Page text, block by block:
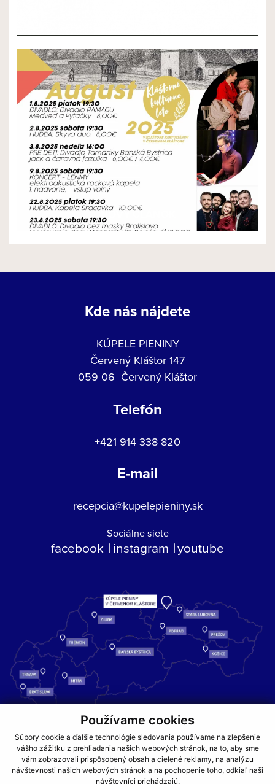
Používame cookies
Súbory cookie a ďalšie technológie sledovania používame na zlepšenie
vášho zážitku z prehliadania našich webových stránok, na to, aby sme
vám zobrazovali prispôsobený obsah a cielené reklamy, na analýzu
návštevnosti našich webových stránok a na pochopenie toho, odkiaľ naši
návštevníci prichádzajú.
NOVÝ ČLÁNOK
Kde nás nájdete
KÚPELE PIENINY
Červený Kláštor 147
059 06 Červený Kláštor
Telefón
+421 914 338 820
E-mail
recepcia@kupelepieniny.sk
Sociálne siete
facebook instagram youtube
Kúpele Pieniny – miesto, kde sa príroda stretáva s liečivou silou
vody a oddychom pre telo aj dušu.
GDPR COOKIES PARTNERI
JEDÁLNY LÍSTOK